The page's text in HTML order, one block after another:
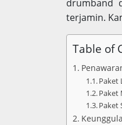
drumband
terjamin.
Table of
Paket
Paket
Paket